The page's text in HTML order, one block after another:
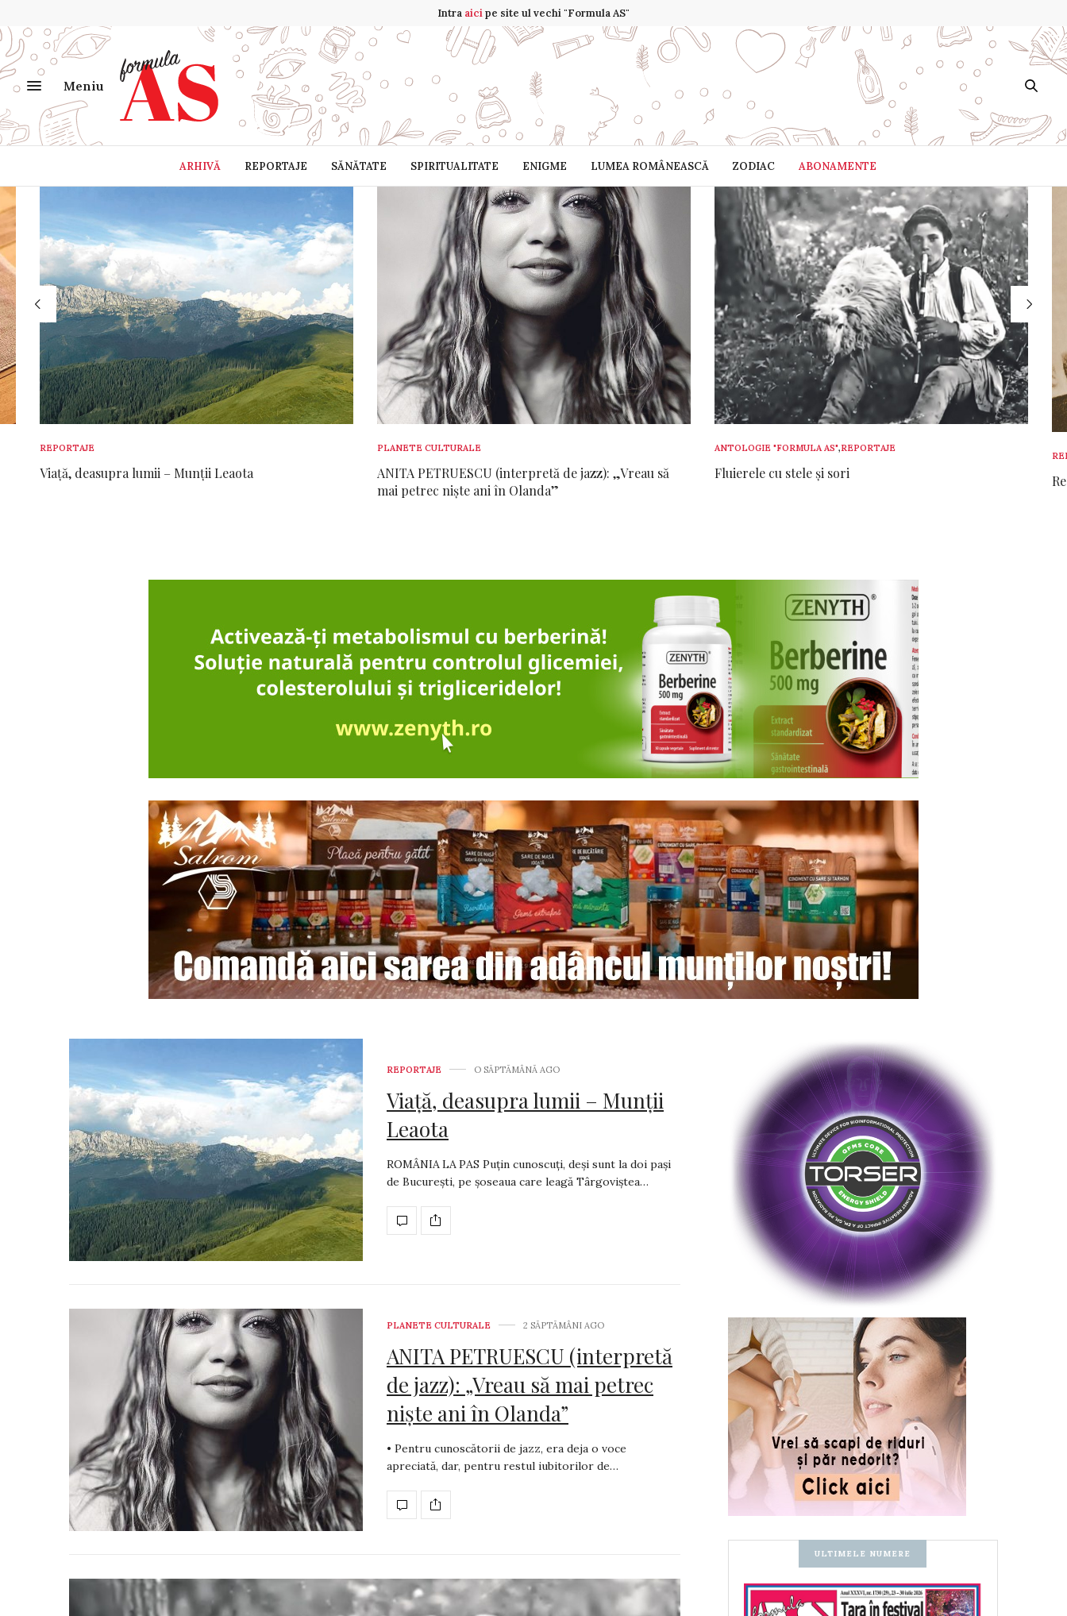
Intra aicipe site ul vechi "Formula AS"
Meniu
ARHIVĂ REPORTAJE SĂNĂTATE SPIRITUALITATE ENIGME LUMEA ROMÂNEASCĂ ZODIAC ABONAMENTE
REPORTAJE
Viață, deasupra lumii – Munții Leaota
PLANETE CULTURALE
ANITA PETRUESCU (interpretă de jazz): „Vreau să
mai petrec niște ani în Olanda”
ANTOLOGIE "FORMULA AS",REPORTAJE
Fluierele cu stele și sori
REPORTAJE O SĂPTĂMÂNĂ AGO
Viață, deasupra lumii – Munții
Leaota
ROMÂNIA LA PAS Puțin cunoscuți, deși sunt la doi pași
de București, pe șoseaua care leagă Târgoviștea…
PLANETE CULTURALE 2 SĂPTĂMÂNI AGO
ANITA PETRUESCU (interpretă
de jazz): „Vreau să mai petrec
niște ani în Olanda”
• Pentru cunoscătorii de jazz, era deja o voce
apreciată, dar, pentru restul iubitorilor de…
ULTIMELE NUMERE